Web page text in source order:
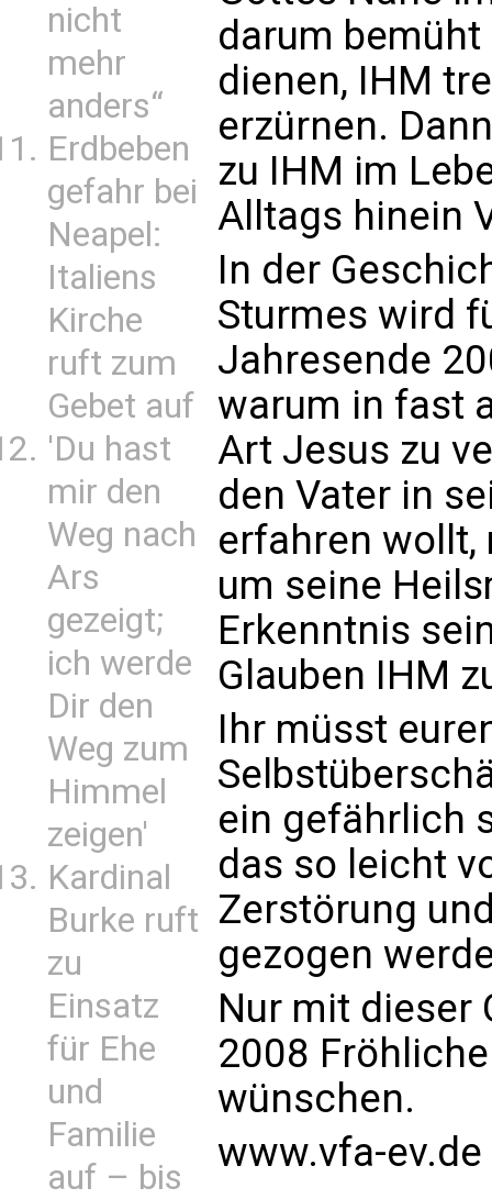
nicht
mehr
anders“
Erdbeben
gefahr bei
Neapel:
Italiens
Kirche
ruft zum
Gebet auf
'Du hast
mir den
Weg nach
Ars
gezeigt;
ich werde
Dir den
Weg zum
Himmel
zeigen'
Kardinal
Burke ruft
zu
Einsatz
für Ehe
und
Familie
auf – bis
darum bemüht
dienen, IHM
erzürnen.
zu IHM im
Alltags hinein
In der
Sturmes wird
Jahresende
warum in fast
Art Jesus zu
den Vater in
erfahren wollt,
um seine
Erkenntnis
Glauben IHM
Ihr müsst
ein gefährlich
das so leicht
Zerstörung
gezogen
Nur mit dieser
2008
wünschen.
www.vfa-ev.de